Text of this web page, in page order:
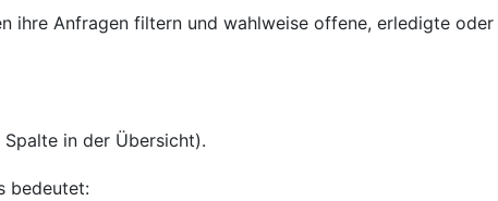
ihre Anfragen filtern und wahlweise offene, erledigte
in der Übersicht).
bedeutet: